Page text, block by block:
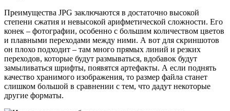
Преимущества JPG заключаются в достаточно высокой
степени сжатия и невысокой арифметической сложности. Его
конек – фотографии, особенно с большим количеством цветов
и плавными переходами между ними. А вот для скриншотов
он плохо подходит – там много прямых линий и резких
переходов, которые будут размываться, вдобавок будут
замыливаться шрифты, появятся артефакты. А если поднять
качество хранимого изображения, то размер файла станет
слишком большой в сравнении с тем, что дадут некоторые
другие форматы.